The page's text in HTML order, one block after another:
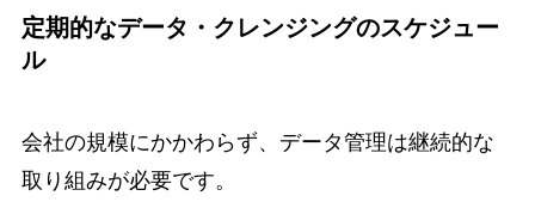
定期的なデータ・クレンジングのスケジュー
ル
会社の規模にかかわらず、データ管理は継続的な
取り組みが必要です。